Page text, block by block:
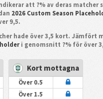
att ?% av deras matcher
2026 Custom Season
9,5.
hade över 3,5 kort. Jämfört
i genomsnitt ?% för över
Kort mottagna
Över 0.5
Över 1.5